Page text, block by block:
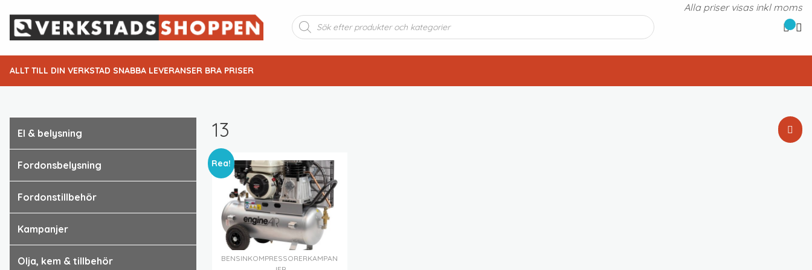
Alla priser visas inkl moms
Produktsökning
ALLT TILL DIN VERKSTAD SNABBA LEVERANSER BRA PRISER
el & belysning
fordonsbelysning
fordonstillbehör
kampanjer
olja, kem & tillbehör
13
Rea!
BENSINKOMPRESSORERKAMPAN